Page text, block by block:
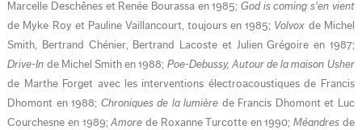
Marcelle Deschênes et Renée Bourassa en 1985; God is coming s'en vient
de Myke Roy et Pauline Vaillancourt, toujours en 1985; Volvox de Michel
Smith, Bertrand Chénier, Bertrand Lacoste et Julien Grégoire en 1987;
Drive-In de Michel Smith en 1988; Poe-Debussy, Autour de la maison Usher
de Marthe Forget avec les interventions électroacoustiques de Francis
Dhomont en 1988; Chroniques de la lumière de Francis Dhomont et Luc
Courchesne en 1989;Amore de Roxanne Turcotte en 1990;Méandres de